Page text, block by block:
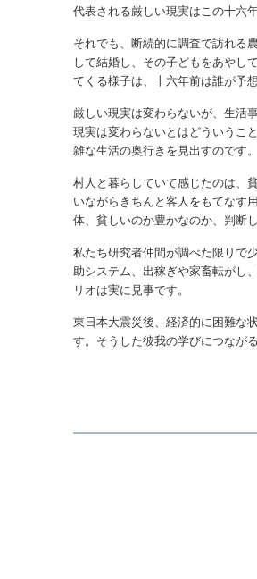
代表される厳しい現実はこの十六
それでも、断続的に調査で訪れる
して結婚し、その子どもをあやし
てくる様子は、十六年前は誰が予
厳しい現実は変わらないが、生活
現実は変わらないとはどういうこ
雑な生活の奥行きを見出すのです。
村人と暮らしていて感じたのは、
いながらきちんと客人をもてなす
体、貧しいのか豊かなのか、判断
私たち研究者仲間が調べた限りで
助システム、出稼ぎや家畜転がし
リオは実に見事です。
東日本大震災後、経済的に困難な
す。そうした彼我の学びにつなが